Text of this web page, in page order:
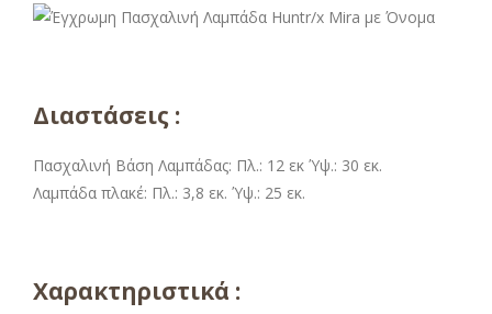
Διαστάσεις :
Πασχαλινή Βάση Λαμπάδας: Πλ.: 12 εκ Ύψ.: 30 εκ.
Λαμπάδα πλακέ: Πλ.: 3,8 εκ. Ύψ.: 25 εκ.
Χαρακτηριστικά :